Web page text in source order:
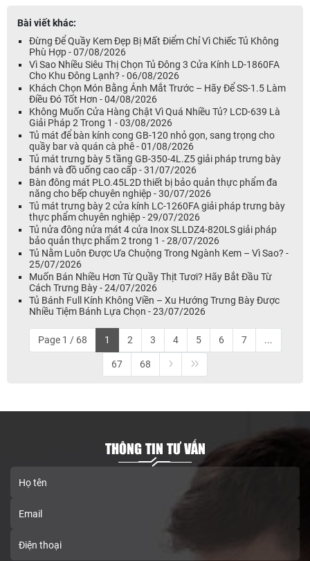
Bài viết khác:
Đừng Để Quầy Kem Đẹp Bị Mất Điểm Chỉ Vì Chiếc Tủ Không
Phù Hợp - 07/08/2026
Vì Sao Nhiều Siêu Thị Chọn Tủ Đông 3 Cửa Kính LD-1860FA
Cho Khu Đông Lạnh? - 06/08/2026
Khách Chọn Món Bằng Ánh Mắt Trước – Hãy Để SS-1.5 Làm
Điều Đó Tốt Hơn - 04/08/2026
Không Muốn Cửa Hàng Chật Vì Quá Nhiều Tủ? LCD-639 Là
Giải Pháp 2 Trong 1 - 03/08/2026
Tủ mát để bàn kính cong GB-120 nhỏ gọn, sang trọng cho
quầy bar và quán cà phê - 01/08/2026
Tủ mát trưng bày 5 tầng GB-350-4L.Z5 giải pháp trưng bày
bánh và đồ uống cao cấp - 31/07/2026
Bàn đông mát PLO.45L2D thiết bị bảo quản thực phẩm đa
năng cho bếp chuyên nghiệp - 30/07/2026
Tủ mát trưng bày 2 cửa kính LC-1260FA giải pháp trưng bày
thực phẩm chuyên nghiệp - 29/07/2026
Tủ nửa đông nửa mát 4 cửa Inox SLLDZ4-820LS giải pháp
bảo quản thực phẩm 2 trong 1 - 28/07/2026
Tủ Nằm Luôn Được Ưa Chuộng Trong Ngành Kem – Vì Sao? -
25/07/2026
Muốn Bán Nhiều Hơn Từ Quầy Thịt Tươi? Hãy Bắt Đầu Từ
Cách Trưng Bày - 24/07/2026
Tủ Bánh Full Kính Không Viền – Xu Hướng Trưng Bày Được
Nhiều Tiệm Bánh Lựa Chọn - 23/07/2026
Page 1 / 68 1 2 3 4 5 6 7 ...
67 68
THÔNG TIN TƯ VẤN